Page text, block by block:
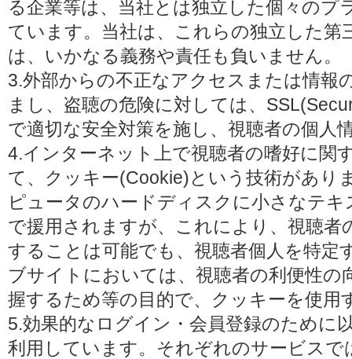
る企業等は、当社とは独立した個々のプ
ています。当社は、これらの独立した第
は、いかなる義務や責任も負いません。
3.外部からの不正なアクセスまたは情報
まし、盗聴の危険に対しては、
で適切な安全対策を施し、視聴者の個人
4.インターネット上で視聴者の嗜好に関
て、クッキー(Cookie)という技術があり
ピュータのハードディスクに小さなテ
で援用されますが、これにより、視聴
することは可能でも、視聴者個人を特定
ブサイトにおいては、視聴者の利便性の
握するため等の目的で、クッキーを使用
5.効果的なログイン・会員登録のために
利用しています。それぞれのサービス